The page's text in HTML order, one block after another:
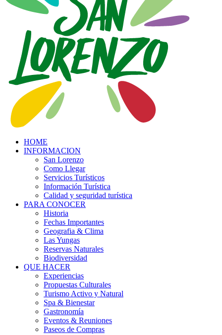
HOME
INFORMACION
San Lorenzo
Como Llegar
Servicios Turísticos
Información Turística
Calidad y seguridad turística
PARA CONOCER
Historia
Fechas Importantes
Geografia & Clima
Las Yungas
Reservas Naturales
Biodiversidad
QUE HACER
Experiencias
Propuestas Culturales
Turismo Activo y Natural
Spa & Bienestar
Gastronomía
Eventos & Reuniones
Paseos de Compras